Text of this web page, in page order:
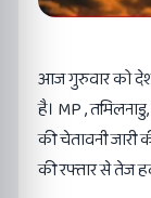
आज गुरुवार को देश
है। MP ,
की चेतावनी जारी
की रफ्तार से तेज